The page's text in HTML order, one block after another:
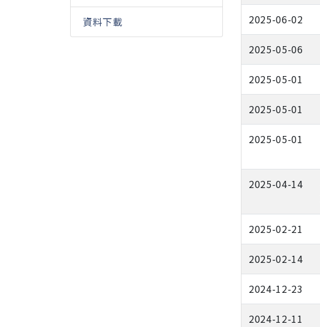
資料下載 2025-06-02
2025-05-06
2025-05-01
2025-05-01
2025-05-01
2025-04-14
2025-02-21
2025-02-14
2024-12-23
2024-12-11